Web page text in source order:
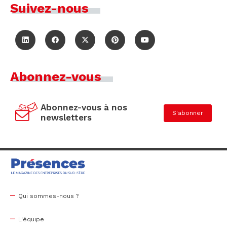
Suivez-nous
Abonnez-vous
Abonnez-vous à nos
newsletters
S'abonner
Qui sommes-nous ?
L'équipe